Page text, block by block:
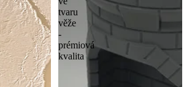
tvaru
věže
-
prémiová
kvalita